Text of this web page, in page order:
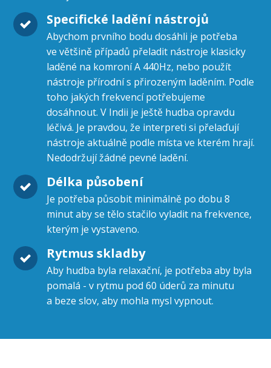
Specifické ladění nástrojů
Abychom prvního bodu dosáhli je potřeba
ve většině případů přeladit nástroje klasicky
laděné na komroní A 440Hz, nebo použít
nástroje přírodní s přirozeným laděním. Podle
toho jakých frekvencí potřebujeme
dosáhnout. V Indii je ještě hudba opravdu
léčivá. Je pravdou, že interpreti si přelaďují
nástroje aktuálně podle místa ve kterém hrají.
Nedodržují žádné pevné ladění.
Délka působení
Je potřeba působit minimálně po dobu 8
minut aby se tělo stačilo vyladit na frekvence,
kterým je vystaveno.
Rytmus skladby
Aby hudba byla relaxační, je potřeba aby byla
pomalá - v rytmu pod 60 úderů za minutu
a beze slov, aby mohla mysl vypnout.